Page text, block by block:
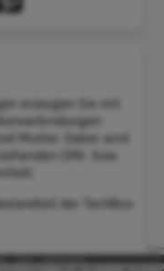
erzeugen Sie mit
Mutter. Dabei wird
DIN- bzw.
der TechBox